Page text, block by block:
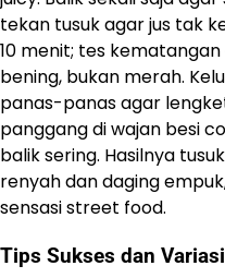
tekan tusuk agar jus tak
10 menit; tes
bening, bukan merah.
panas-panas agar
panggang di wajan besi
balik sering. Hasilnya
renyah dan daging
sensasi street food.
Tips Sukses dan